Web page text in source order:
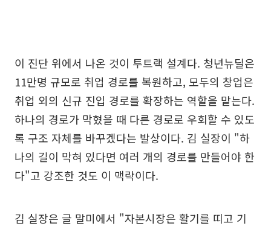
이 진단 위에서 나온 것이 투트랙 설계다. 청년뉴딜은
11만명 규모로 취업 경로를 복원하고, 모두의 창업은
취업 외의 신규 진입 경로를 확장하는 역할을 맡는다.
하나의 경로가 막혔을 때 다른 경로로 우회할 수 있도
록 구조 자체를 바꾸겠다는 발상이다. 김 실장이 "하
나의 길이 막혀 있다면 여러 개의 경로를 만들어야 한
다"고 강조한 것도 이 맥락이다.
김 실장은 글 말미에서 "자본시장은 활기를 띠고 기